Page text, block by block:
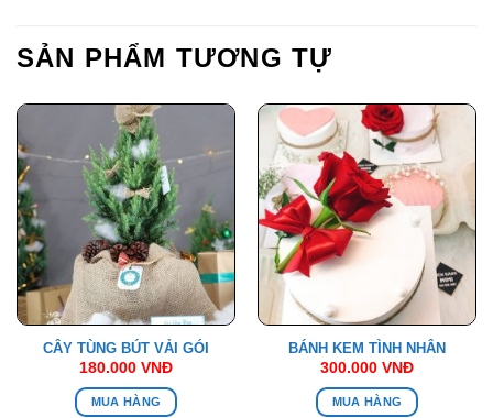
SẢN PHẨM TƯƠNG TỰ
CÂY TÙNG BÚT VẢI GÓI
180.000 VNĐ
MUA HÀNG
BÁNH KEM TÌNH NHÂN
300.000 VNĐ
MUA HÀNG